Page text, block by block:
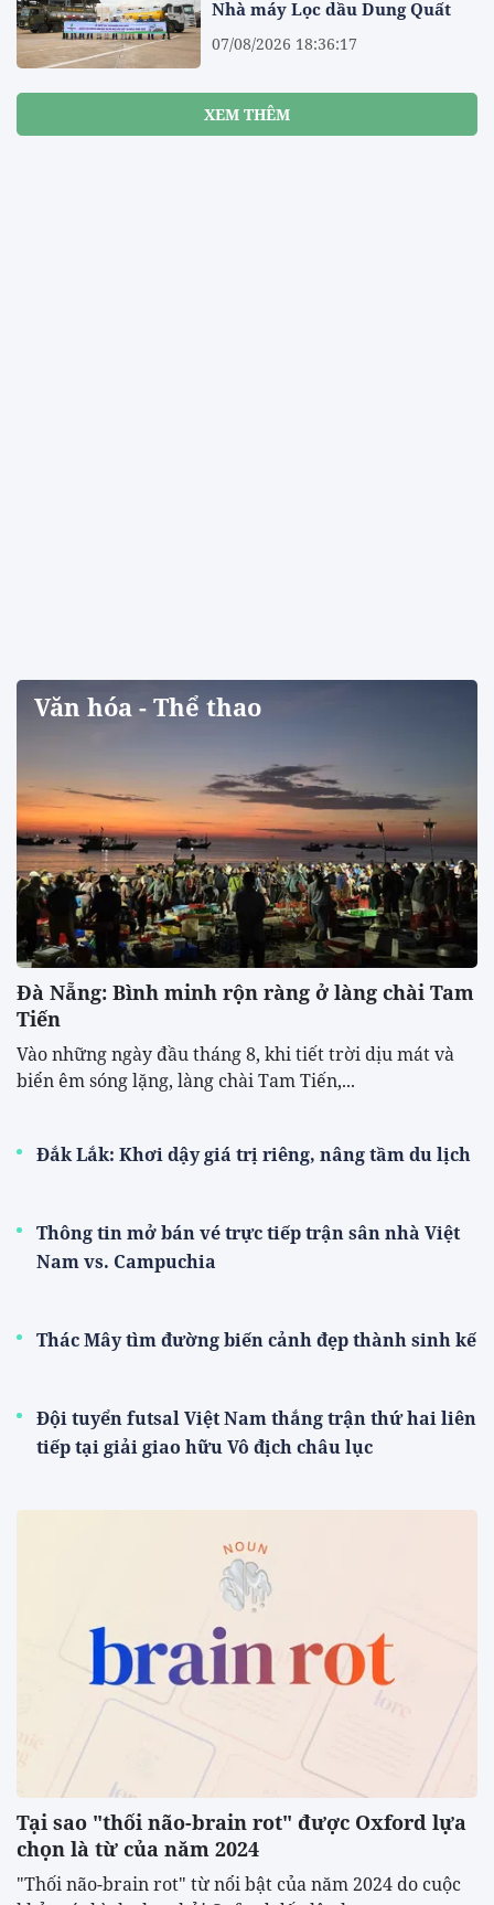
Nhà máy Lọc dầu Dung Quất
07/08/2026 18:36:17
XEM THÊM
Văn hóa - Thể thao
Đà Nẵng: Bình minh rộn ràng ở làng chài Tam
Tiến
Vào những ngày đầu tháng 8, khi tiết trời dịu mát và
biển êm sóng lặng, làng chài Tam Tiến,...
Đắk Lắk: Khơi dậy giá trị riêng, nâng tầm du lịch
Thông tin mở bán vé trực tiếp trận sân nhà Việt
Nam vs. Campuchia
Thác Mây tìm đường biến cảnh đẹp thành sinh kế
Đội tuyển futsal Việt Nam thắng trận thứ hai liên
tiếp tại giải giao hữu Vô địch châu lục
Tại sao "thối não-brain rot" được Oxford lựa
chọn là từ của năm 2024
"Thối não-brain rot" từ nổi bật của năm 2024 do cuộc